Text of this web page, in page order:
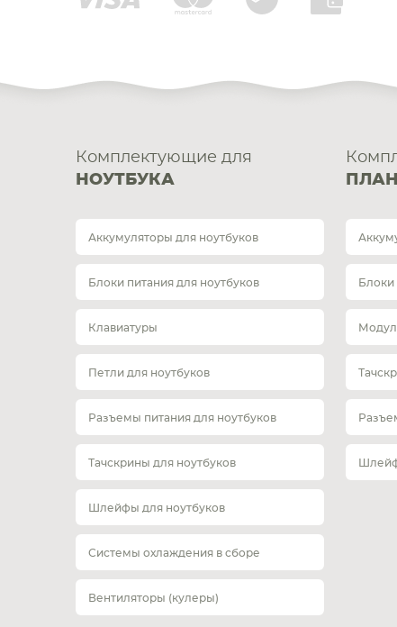
Комплектующие для
НОУТБУКА
Аккумуляторы для ноутбуков
Блоки питания для ноутбуков
Клавиатуры
Петли для ноутбуков
Разъемы питания для ноутбуков
Тачскрины для ноутбуков
Шлейфы для ноутбуков
Системы охлаждения в сборе
Вентиляторы (кулеры)
Блоки